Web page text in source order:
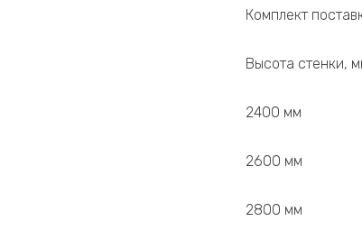
Комплект
Высота стенки,
2400 мм
2600 мм
2800 мм